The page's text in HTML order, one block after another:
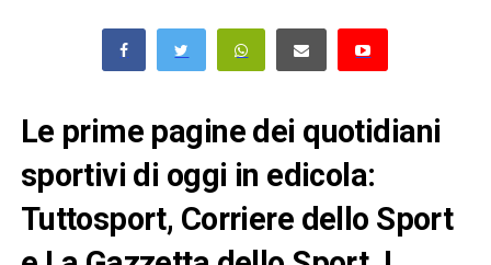
Le prime pagine dei quotidiani
sportivi di oggi in edicola:
Tuttosport, Corriere dello Sport